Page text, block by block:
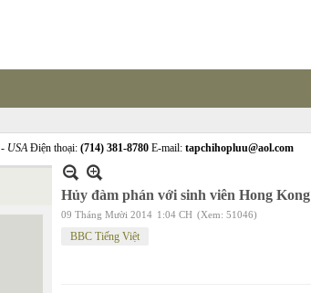
- USAĐiện thoại: (714) 381-8780 E-mail: tapchihopluu@aol.com
Hủy đàm phán với sinh viên Hong Kong
09 Tháng Mười 2014 1:04 CH (Xem: 51046)
BBC Tiếng Việt